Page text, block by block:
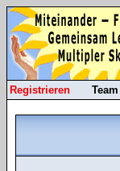
Registrieren Team